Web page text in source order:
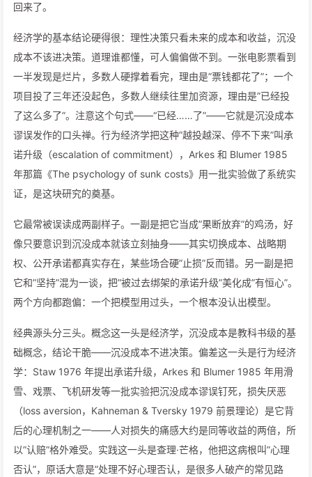
回来了。
经济学的基本结论硬得很：理性决策只看未来的成本和收益，沉没
成本不该进决策。道理谁都懂，可人偏偏做不到。一张电影票看到
一半发现是烂片，多数人硬撑着看完，理由是”票钱都花了”；一个
项目投了三年还没起色，多数人继续往里加资源，理由是”已经投
了这么多了”。注意这个句式——“已经……了”——它就是沉没成本
谬误发作的口头禅。行为经济学把这种”越投越深、停不下来”叫承
诺升级（escalation of commitment），Arkes 和 Blumer 1985
年那篇《The psychology of sunk costs》用一批实验做了系统实
证，是这块研究的奠基。
它最常被误读成两副样子。一副是把它当成”果断放弃”的鸡汤，好
像只要意识到沉没成本就该立刻抽身——其实切换成本、战略期
权、公开承诺都真实存在，某些场合硬”止损”反而错。另一副是把
它和”坚持”混为一谈，把”被过去绑架的承诺升级”美化成”有恒心”。
两个方向都跑偏：一个把模型用过头，一个根本没认出模型。
经典源头分三头。概念这一头是经济学，沉没成本是教科书级的基
础概念，结论干脆——沉没成本不进决策。偏差这一头是行为经济
学：Staw 1976 年提出承诺升级，Arkes 和 Blumer 1985 年用滑
雪、戏票、飞机研发等一批实验把沉没成本谬误钉死，损失厌恶
（loss aversion，Kahneman & Tversky 1979 前景理论）是它背
后的心理机制之一——人对损失的痛感大约是同等收益的两倍，所
以”认赔”格外难受。实践这一头是查理·芒格，他把这病根叫”心理
否认”，原话大意是”处理不好心理否认，是很多人破产的常见路